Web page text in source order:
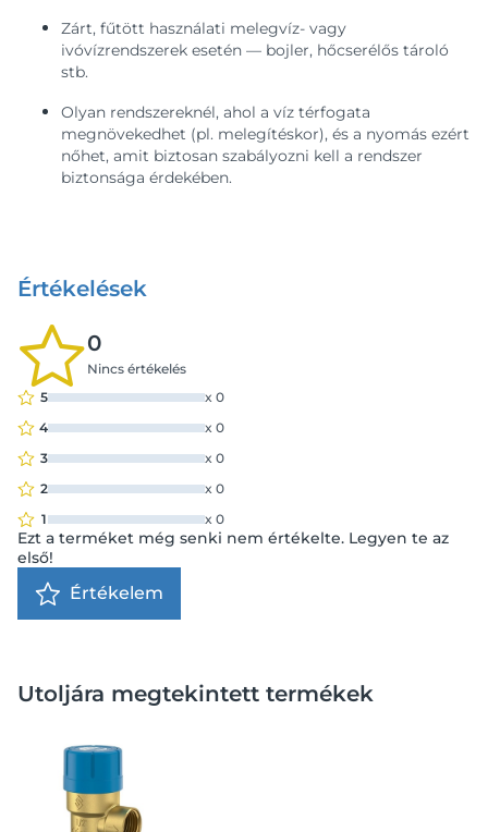
Zárt, fűtött használati melegvíz- vagy
ivóvízrendszerek esetén — bojler, hőcserélős tároló
stb.
Olyan rendszereknél, ahol a víz térfogata
megnövekedhet (pl. melegítéskor), és a nyomás ezért
nőhet, amit biztosan szabályozni kell a rendszer
biztonsága érdekében.
Értékelések
0
Nincs értékelés
5
x 0
4
x 0
3
x 0
2
x 0
1
x 0
Ezt a terméket még senki nem értékelte. Legyen te az
első!
Értékelem
Utoljára megtekintett termékek